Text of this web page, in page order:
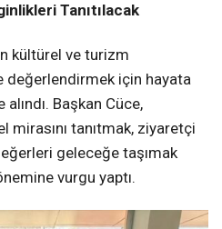
Tanıtılacak
kültürel ve turizm
değerlendirmek için hayata
Başkan Cüce,
mirasını tanıtmak, ziyaretçi
geleceğe taşımak
vurgu yaptı.